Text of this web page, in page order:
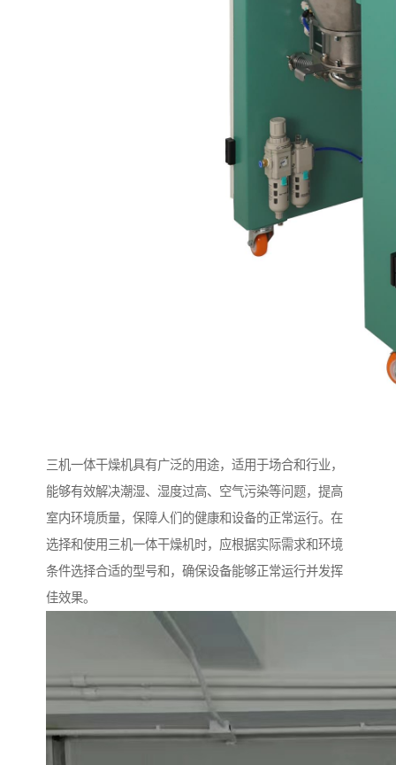
三机一体干燥机具有广泛的用途，适用于场合和行业，
能够有效解决潮湿、湿度过高、空气污染等问题，提高
室内环境质量，保障人们的健康和设备的正常运行。在
选择和使用三机一体干燥机时，应根据实际需求和环境
条件选择合适的型号和，确保设备能够正常运行并发挥
佳效果。